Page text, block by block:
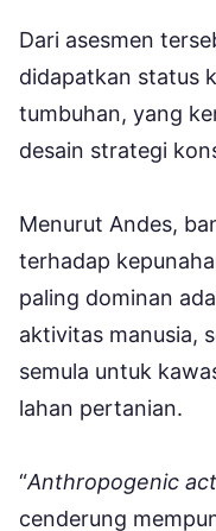
Dari asesmen
didapatkan status
tumbuhan, yang
desain strategi
Menurut Andes,
terhadap
paling dominan
aktivitas manusia,
semula untuk
lahan pertanian.
“Anthropogenic
cenderung